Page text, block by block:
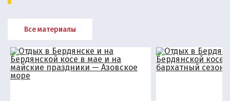
Все материалы